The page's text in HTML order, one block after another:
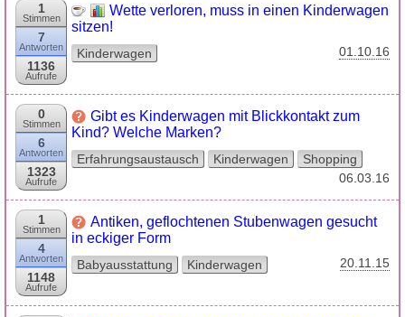
1
Stimmen
7
Antworten
1136
Aufrufe
Wette verloren, muss in einen Kinderwagen
sitzen!
Kinderwagen 01.10.16
0
Stimmen
6
Antworten
1323
Aufrufe
Gibt es Kinderwagen mit Blickkontakt zum
Kind? Welche Marken?
Erfahrungsaustausch Kinderwagen
Shopping
06.03.16
1
Stimmen
4
Antworten
1148
Aufrufe
Antiken, geflochtenen Stubenwagen gesucht
in eckiger Form
Babyausstattung Kinderwagen 20.11.15